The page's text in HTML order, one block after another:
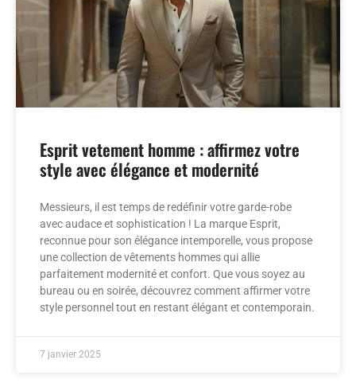
Esprit vetement homme : affirmez votre
style avec élégance et modernité
Messieurs, il est temps de redéfinir votre garde-robe
avec audace et sophistication ! La marque Esprit,
reconnue pour son élégance intemporelle, vous propose
une collection de vêtements hommes qui allie
parfaitement modernité et confort. Que vous soyez au
bureau ou en soirée, découvrez comment affirmer votre
style personnel tout en restant élégant et contemporain.
7 janvier 2025